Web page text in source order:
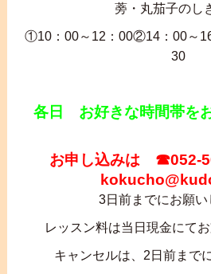
蒡・丸茄子のし
①10：00～12：00②14：00～
30
各日 お好きな時間帯を
お申し込みは
3日前までにお願い
レッスン料は当日現金にてお
キャンセルは、2日前まで